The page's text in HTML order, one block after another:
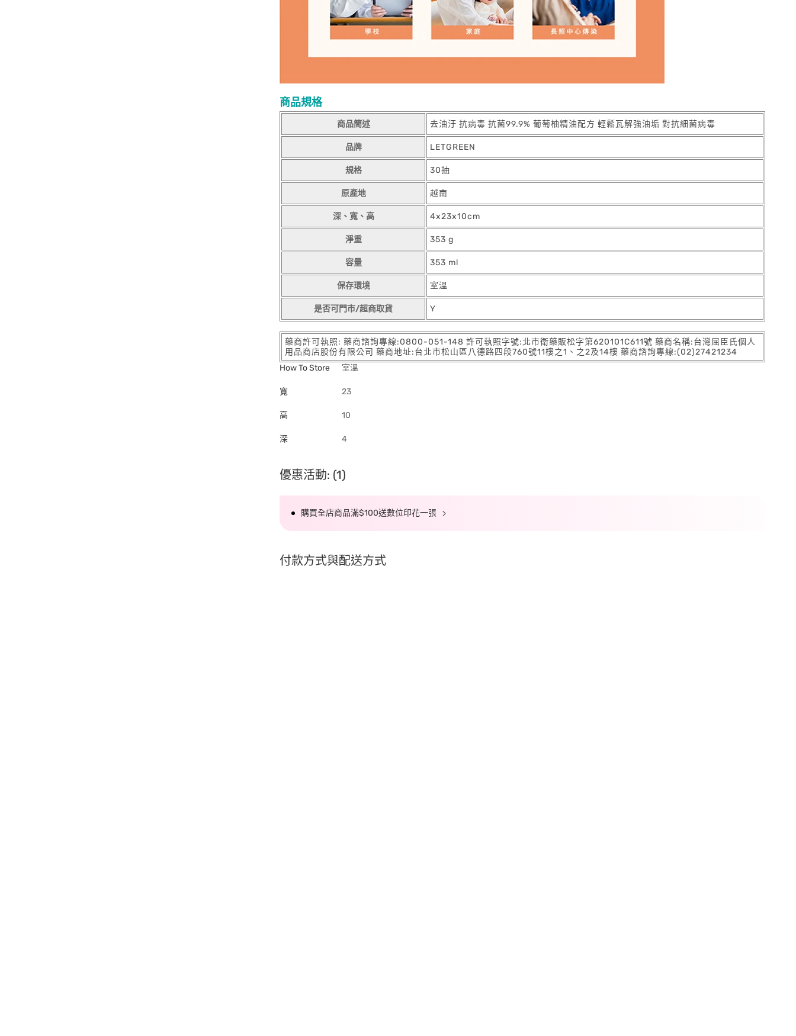
商品規格
商品簡述 去油汙 抗病毒 抗菌99.9% 葡萄柚精油配方 輕鬆瓦解強油垢 對抗細菌病毒
品牌 LETGREEN
規格 30抽
原產地 越南
深、寬、高 4x23x10cm
淨重 353 g
容量 353 ml
保存環境 室溫
是否可門市/超商取貨 Y
藥商許可執照: 藥商諮詢專線:0800-051-148 許可執照字號:北市衛藥販松字第620101C611號 藥商名稱:台灣屈臣氏個人
用品商店股份有限公司 藥商地址:台北市松山區八德路四段760號11樓之1、之2及14樓 藥商諮詢專線:(02)27421234
How To Store
室溫
寬 23
高 10
深 4
優惠活動: (1)
購買全店商品滿$100送數位印花一張
付款方式與配送方式